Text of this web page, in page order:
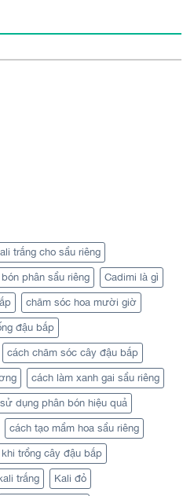
trắng cho sầu riêng
bón phân sầu riêng Cadimi là gì
chăm sóc hoa mười giờ
đậu bắp
cách chăm sóc cây đậu bắp
cách làm xanh gai sầu riêng
dụng phân bón hiệu quả
cách tạo mầm hoa sầu riêng
trồng cây đậu bắp
trắng Kali đỏ